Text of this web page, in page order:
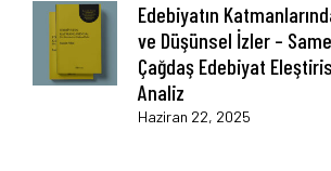
Edebiyatın
ve Düşünsel İzler –
Çağdaş Edebiyat
Analiz
Haziran 22, 2025